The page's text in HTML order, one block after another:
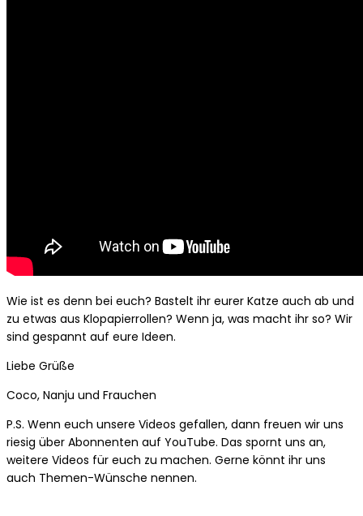
Wie ist es denn bei euch? Bastelt ihr eurer Katze auch ab und
zu etwas aus Klopapierrollen? Wenn ja, was macht ihr so? Wir
sind gespannt auf eure Ideen.
Liebe Grüße
Coco, Nanju und Frauchen
P.S. Wenn euch unsere Videos gefallen, dann freuen wir uns
riesig über Abonnenten auf YouTube. Das spornt uns an,
weitere Videos für euch zu machen. Gerne könnt ihr uns
auch Themen-Wünsche nennen.